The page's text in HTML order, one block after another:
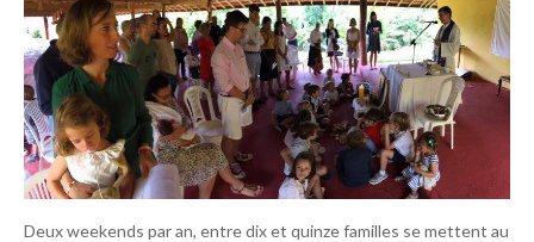
Deux weekends par an, entre dix et quinze familles se mettent au